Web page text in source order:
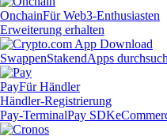
OnchainFür Web3-Enthusiasten
Erweiterung erhalten
SwappenStakendApps
PayFür Händler
Händler-Registrierung
Pay-TerminalPay SDK